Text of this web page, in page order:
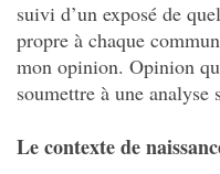
suivi d’un exposé de
propre à chaque
mon opinion. Opinion
soumettre à une
Le contexte de